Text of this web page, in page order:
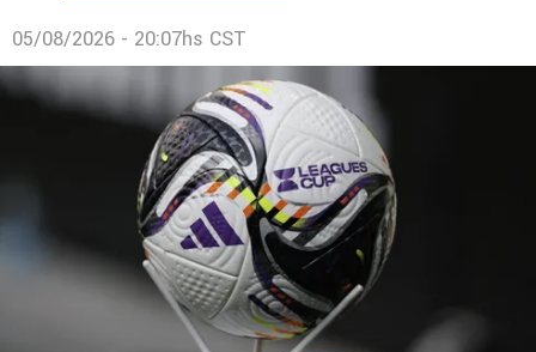
05/08/2026 - 20:07hs CST